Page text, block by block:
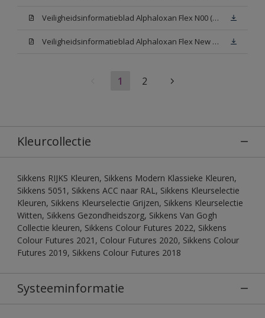
Veiligheidsinformatieblad Alphaloxan Flex N00 (MSDS)
Veiligheidsinformatieblad Alphaloxan Flex New N00 (MSDS)
1 2
Kleurcollectie
Sikkens RIJKS Kleuren, Sikkens Modern Klassieke Kleuren,
Sikkens 5051, Sikkens ACC naar RAL, Sikkens Kleurselectie
Kleuren, Sikkens Kleurselectie Grijzen, Sikkens Kleurselectie
Witten, Sikkens Gezondheidszorg, Sikkens Van Gogh
Collectie kleuren, Sikkens Colour Futures 2022, Sikkens
Colour Futures 2021, Colour Futures 2020, Sikkens Colour
Futures 2019, Sikkens Colour Futures 2018
Systeeminformatie